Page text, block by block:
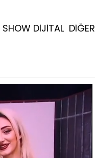
SHOW DİJİTAL DİĞER